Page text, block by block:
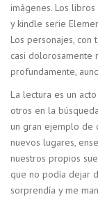
imágenes. Los
y kindle serie
Los personajes, con
casi dolorosamente
profundamente,
La lectura es un
otros en la
un gran ejemplo de
nuevos lugares,
nuestros propios
que no podía dejar
sorprendía y me